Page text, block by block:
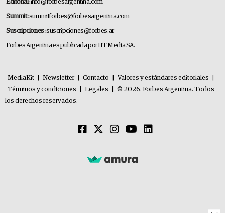
Editorial:info@forbesargentina.com
Summit:summitforbes@forbesargentina.com
Suscripciones:suscripciones@forbes.ar
Forbes Argentina es publicada por HT Media SA.
MediaKit Newsletter Contacto Valores y estándares editoriales
Términos y condiciones
Legales
© 2026. Forbes Argentina. Todos
los derechos reservados.